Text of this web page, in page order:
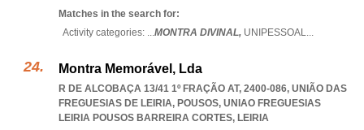
Matches in the search for:
Activity categories: ...MONTRA DIVINAL, UNIPESSOAL...
Montra Memorável, Lda
R DE ALCOBAÇA 13/41 1º FRAÇÃO AT, 2400-086, UNIÃO DAS
FREGUESIAS DE LEIRIA, POUSOS, UNIAO FREGUESIAS
LEIRIA POUSOS BARREIRA CORTES, LEIRIA